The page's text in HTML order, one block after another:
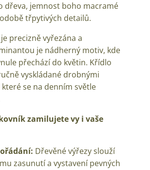
dřeva, jemnost boho macramé
třpytivých detailů.
precizně vyřezána a
je nádherný motiv, kde
přechází do květin. Křídlo
vyskládané drobnými
se na denním světle
zamilujete vy i vaše
Dřevěné výřezy slouží
zasunutí a vystavení pevných